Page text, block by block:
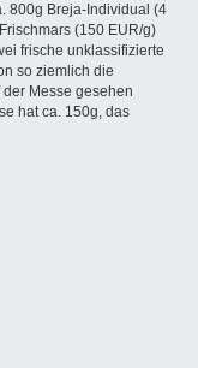
800g Breja-Individual (4
(150 EUR/g)
frische unklassifizierte
so ziemlich die
Messe gesehen
hat ca. 150g, das